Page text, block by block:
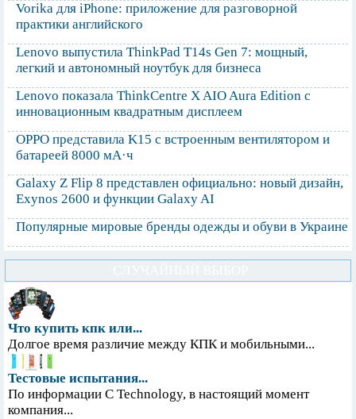
Vorika для iPhone: приложение для разговорной
практики английского
Lenovo выпустила ThinkPad T14s Gen 7: мощный,
легкий и автономный ноутбук для бизнеса
Lenovo показала ThinkCentre X AIO Aura Edition с
инновационным квадратным дисплеем
OPPO представила K15 с встроенным вентилятором и
батареей 8000 мА·ч
Galaxy Z Flip 8 представлен официально: новый дизайн,
Exynos 2600 и функции Galaxy AI
Популярные мировые бренды одежды и обуви в Украине
Что купить кпк или...
Долгое время различие между КПК и мобильными...
Тестовые испытания...
По информации С Technology, в настоящий момент
компания...